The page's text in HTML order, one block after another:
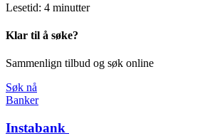
Lesetid: 4 minutter
Klar til å søke?
Sammenlign tilbud og søk online
Søk nå
Banker
Instabank